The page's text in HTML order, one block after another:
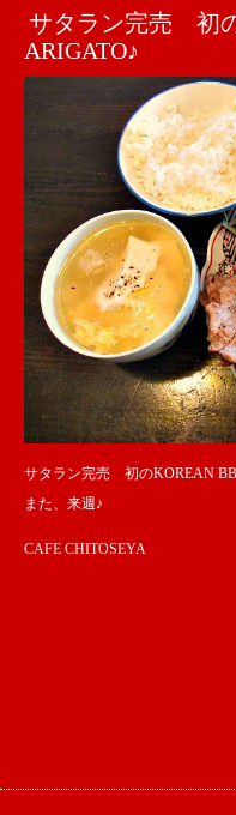
サタラン完売 初
ARIGATO♪
サタラン完売 初のKOREAN
また、来週♪
CAFE CHITOSEYA